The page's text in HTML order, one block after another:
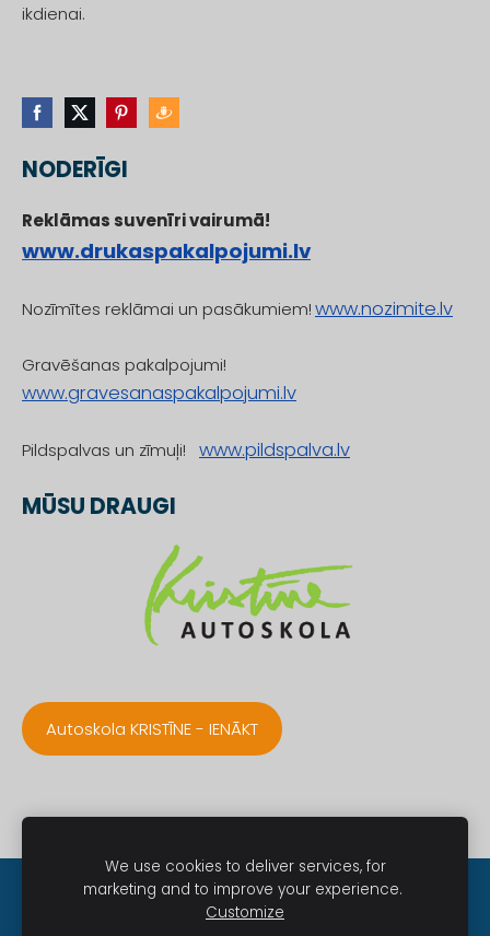
NODERĪGI
Reklāmas suvenīri vairumā!
www.drukaspakalpojumi.lv
Nozīmītes reklāmai un pasākumiem!www.nozimite.lv
Gravēšanas pakalpojumi!
www.gravesanaspakalpojumi.lv
Pildspalvas un zīmuļi! www.pildspalva.lv
MŪSU DRAUGI
Autoskola KRISTĪNE - IENĀKT
ikdienai.
Sīkdatnes
We use cookies to deliver services, for
marketing and to improve your experience.
Customize